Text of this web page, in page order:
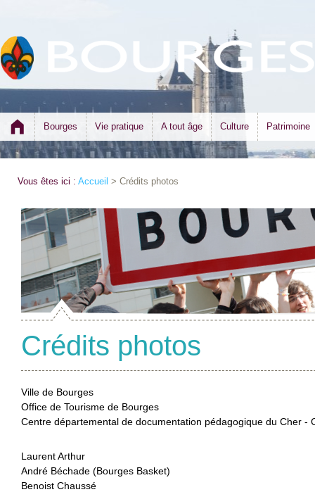
Bourges Vie pratique A tout âge Culture Patrimoine
Vous êtes ici : Accueil > Crédits photos
Crédits photos
Ville de Bourges
Office de Tourisme de Bourges
Centre départemental de documentation pédagogique du Cher -
Laurent Arthur
André Béchade (Bourges Basket)
Benoist Chaussé